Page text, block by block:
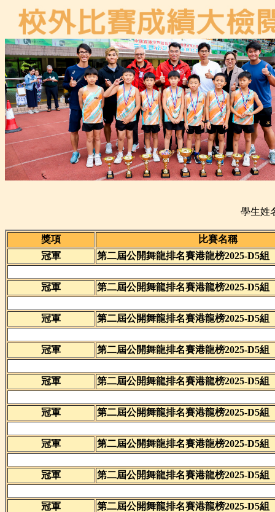
學生姓
獎項
比賽名稱
冠軍
第二屆公開舞龍排名賽港龍榜2025-D5組
冠軍 第二屆公開舞龍排名賽港龍榜2025-D5組
冠軍 第二屆公開舞龍排名賽港龍榜2025-D5組
冠軍 第二屆公開舞龍排名賽港龍榜2025-D5組
冠軍 第二屆公開舞龍排名賽港龍榜2025-D5組
冠軍 第二屆公開舞龍排名賽港龍榜2025-D5組
冠軍 第二屆公開舞龍排名賽港龍榜2025-D5組
冠軍 第二屆公開舞龍排名賽港龍榜2025-D5組
冠軍 第二屆公開舞龍排名賽港龍榜2025-D5組